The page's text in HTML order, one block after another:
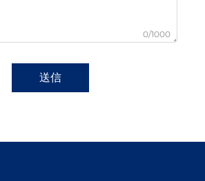
0/1000
送信